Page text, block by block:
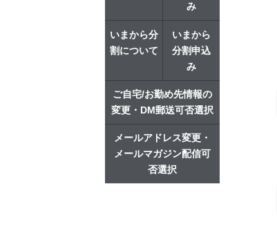
み
いまから分
割について
いまから
分割申込
み
ご自宅/お勤め先情報の
変更・DM郵送可否選択
メールアドレス変更・
メールマガジン配信可
否選択